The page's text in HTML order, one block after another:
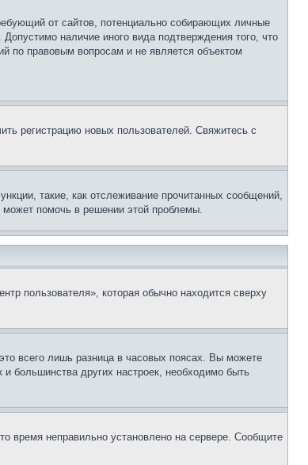
от сайтов, потенциально собирающих личные
наличие иного вида подтверждения того, что
по правовым вопросам и не является объектом
регистрацию новых пользователей. Свяжитесь с
такие, как отслеживание прочитанных сообщений,
помочь в решении этой проблемы.
пользователя», которая обычно находится сверху
всего лишь разница в часовых поясах. Вы можете
большинства других настроек, необходимо быть
время неправильно установлено на сервере. Сообщите